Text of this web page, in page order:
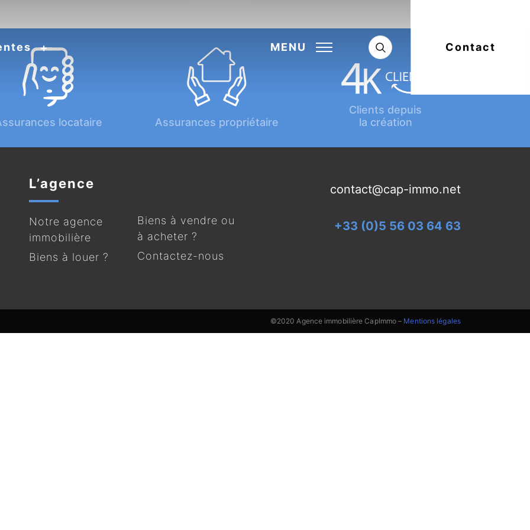
MENU Contact
locataire Assurances propriétaire
Clients depuis
la création
L’agence
Notre agence
immobilière
Biens à louer ?
Biens à vendre ou
à acheter ?
Contactez-nous
contact@cap-immo.net
+33 (0)5 56 03 64 63
©2020 Agence immobilière CapImmo – Mentions légales